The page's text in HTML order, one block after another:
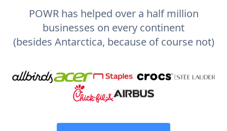
POWR has helped over a half million
businesses on every continent
(besides Antarctica, because of course not)